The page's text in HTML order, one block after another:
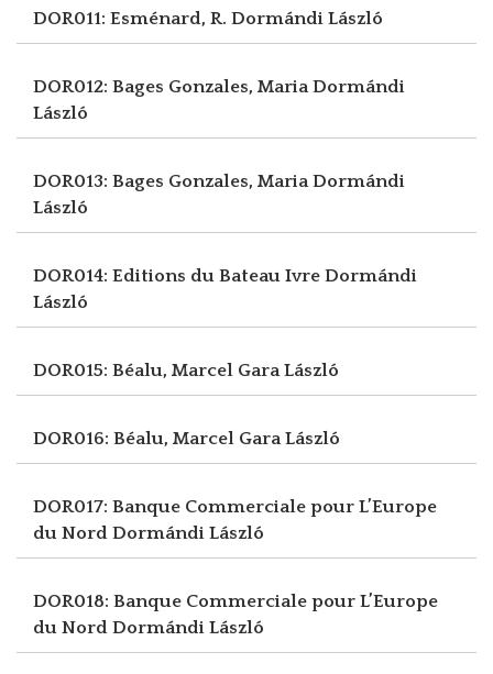
DOR011: Esménard, R. Dormándi László
DOR012: Bages Gonzales, MariaDormándi
László
DOR013: Bages Gonzales, MariaDormándi
László
DOR014: Editions du Bateau Ivre Dormándi
László
DOR015: Béalu, Marcel Gara László
DOR016: Béalu, Marcel Gara László
DOR017: Banque Commerciale pour L’Europe
du Nord Dormándi László
DOR018: Banque Commerciale pour L’Europe
du Nord Dormándi László